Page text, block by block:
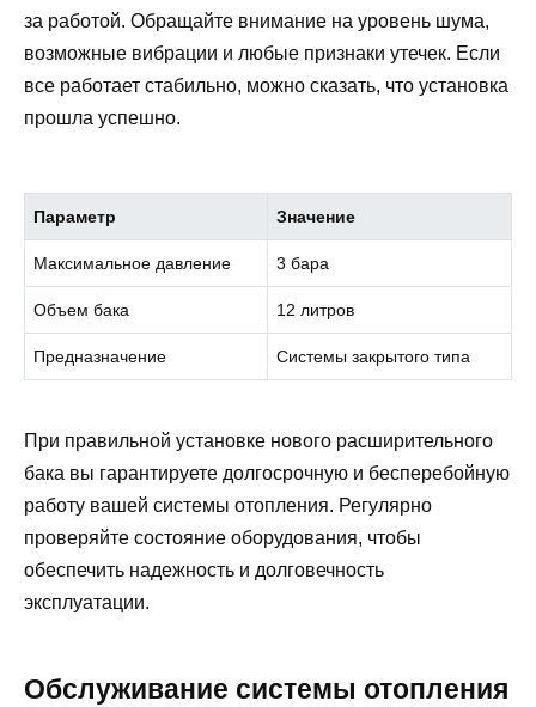
за работой. Обращайте внимание на уровень шума,
возможные вибрации и любые признаки утечек. Если
все работает стабильно, можно сказать, что установка
прошла успешно.
Параметр Значение
Максимальное давление 3 бара
Объем бака 12 литров
Предназначение Системы закрытого типа
При правильной установке нового расширительного
бака вы гарантируете долгосрочную и бесперебойную
работу вашей системы отопления. Регулярно
проверяйте состояние оборудования, чтобы
обеспечить надежность и долговечность
эксплуатации.
Обслуживание системы отопления